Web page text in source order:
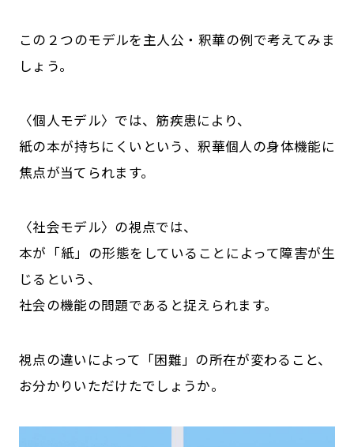
この２つのモデルを主人公・釈華の例で考えてみま
しょう。
〈個人モデル〉では、筋疾患により、
紙の本が持ちにくいという、釈華個人の身体機能に
焦点が当てられます。
〈社会モデル〉の視点では、
本が「紙」の形態をしていることによって障害が生
じるという、
社会の機能の問題であると捉えられます。
視点の違いによって「困難」の所在が変わること、
お分かりいただけたでしょうか。